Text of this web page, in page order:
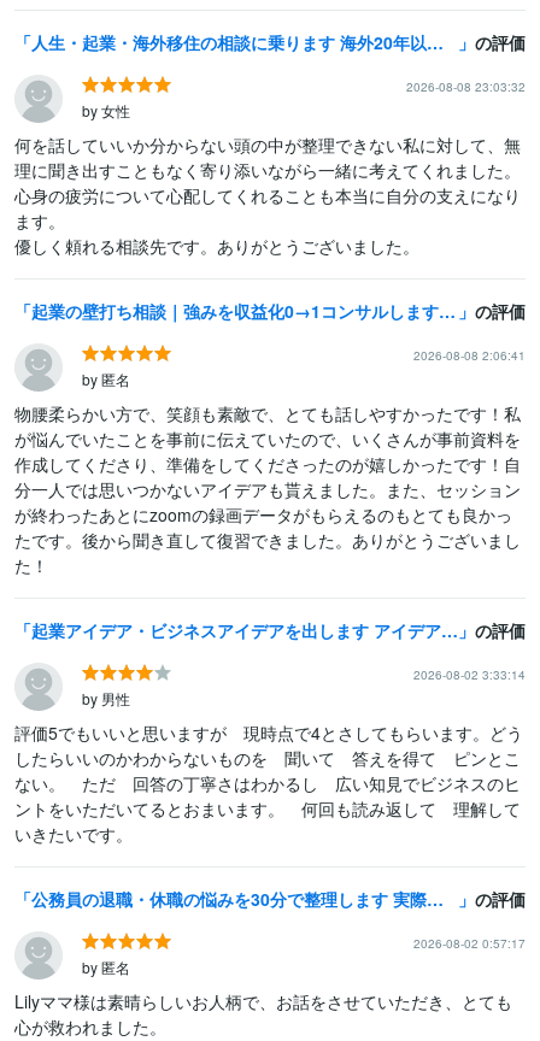
人生・起業・海外移住の相談に乗ります 海外20年以上の経験をもとに実践的に助言します の評価
2026-08-08 23:03:32
by 女性
何を話していいか分からない頭の中が整理できない私に対して、無
理に聞き出すこともなく寄り添いながら一緒に考えてくれました。
心身の疲労について心配してくれることも本当に自分の支えになり
ます。
優しく頼れる相談先です。ありがとうございました。
起業の壁打ち相談｜強みを収益化0→1コンサルします 起業相談・商品設計・方向性整理までサポート【★5.0・実績】 の評価
2026-08-08 2:06:41
by 匿名
物腰柔らかい方で、笑顔も素敵で、とても話しやすかったです！私
が悩んでいたことを事前に伝えていたので、いくさんが事前資料を
作成してくださり、準備をしてくださったのが嬉しかったです！自
分一人では思いつかないアイデアも貰えました。また、セッション
が終わったあとにzoomの録画データがもらえるのもとても良かっ
たです。後から聞き直して復習できました。ありがとうございまし
た！
起業アイデア・ビジネスアイデアを出します アイデアに困った方向け。ビジネスアイデア出しまくり！ の評価
2026-08-02 3:33:14
by 男性
評価5でもいいと思いますが　現時点で4とさしてもらいます。どう
したらいいのかわからないものを　聞いて　答えを得て　ピンとこ
ない。　ただ　回答の丁寧さはわかるし　広い知見でビジネスのヒ
ントをいただいてるとおまいます。　何回も読み返して　理解して
いきたいです。
公務員の退職・休職の悩みを30分で整理します 実際に悩み、行動した経験をもとに現実的にお伝えします の評価
2026-08-02 0:57:17
by 匿名
Lilyママ様は素晴らしいお人柄で、お話をさせていただき、とても
心が救われました。